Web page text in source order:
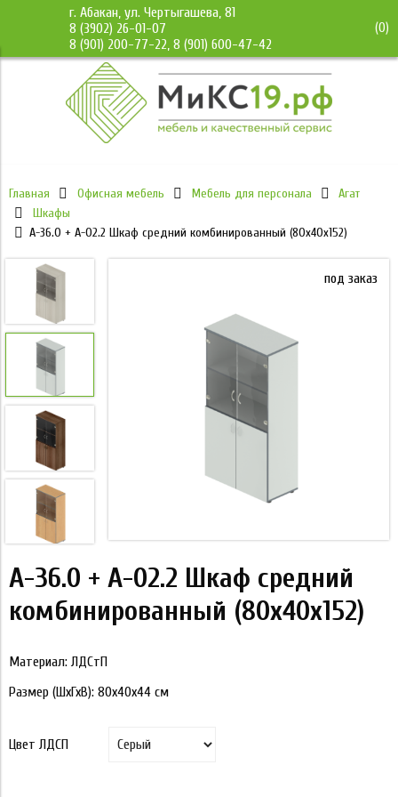
г. Абакан, ул. Чертыгашева, 81
8 (3902) 26-01-07
8 (901) 200-77-22, 8 (901) 600-47-42
(0)
Главная Офисная мебель Мебель для персонала
Агат
Шкафы
А-36.0 + А-02.2 Шкаф средний комбинированный (80x40x152)
под заказ под заказ
А-36.0 + А-02.2 Шкаф средний
комбинированный (80x40x152)
Материал: ЛДСтП
Размер (ШхГхВ): 80x40x44 см
Цвет ЛДСП